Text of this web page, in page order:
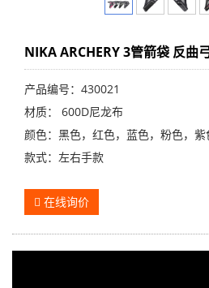
NIKA ARCHERY 3管箭袋 反曲
产品编号：430021
材质： 600D尼龙布
颜色：黑色，红色，蓝色，粉色，
款式：左右手款
在线询价